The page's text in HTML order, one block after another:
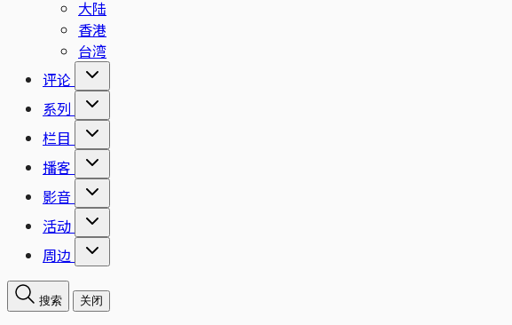
大陆
香港
台湾
评论
系列
栏目
播客
影音
活动
周边
搜索 关闭